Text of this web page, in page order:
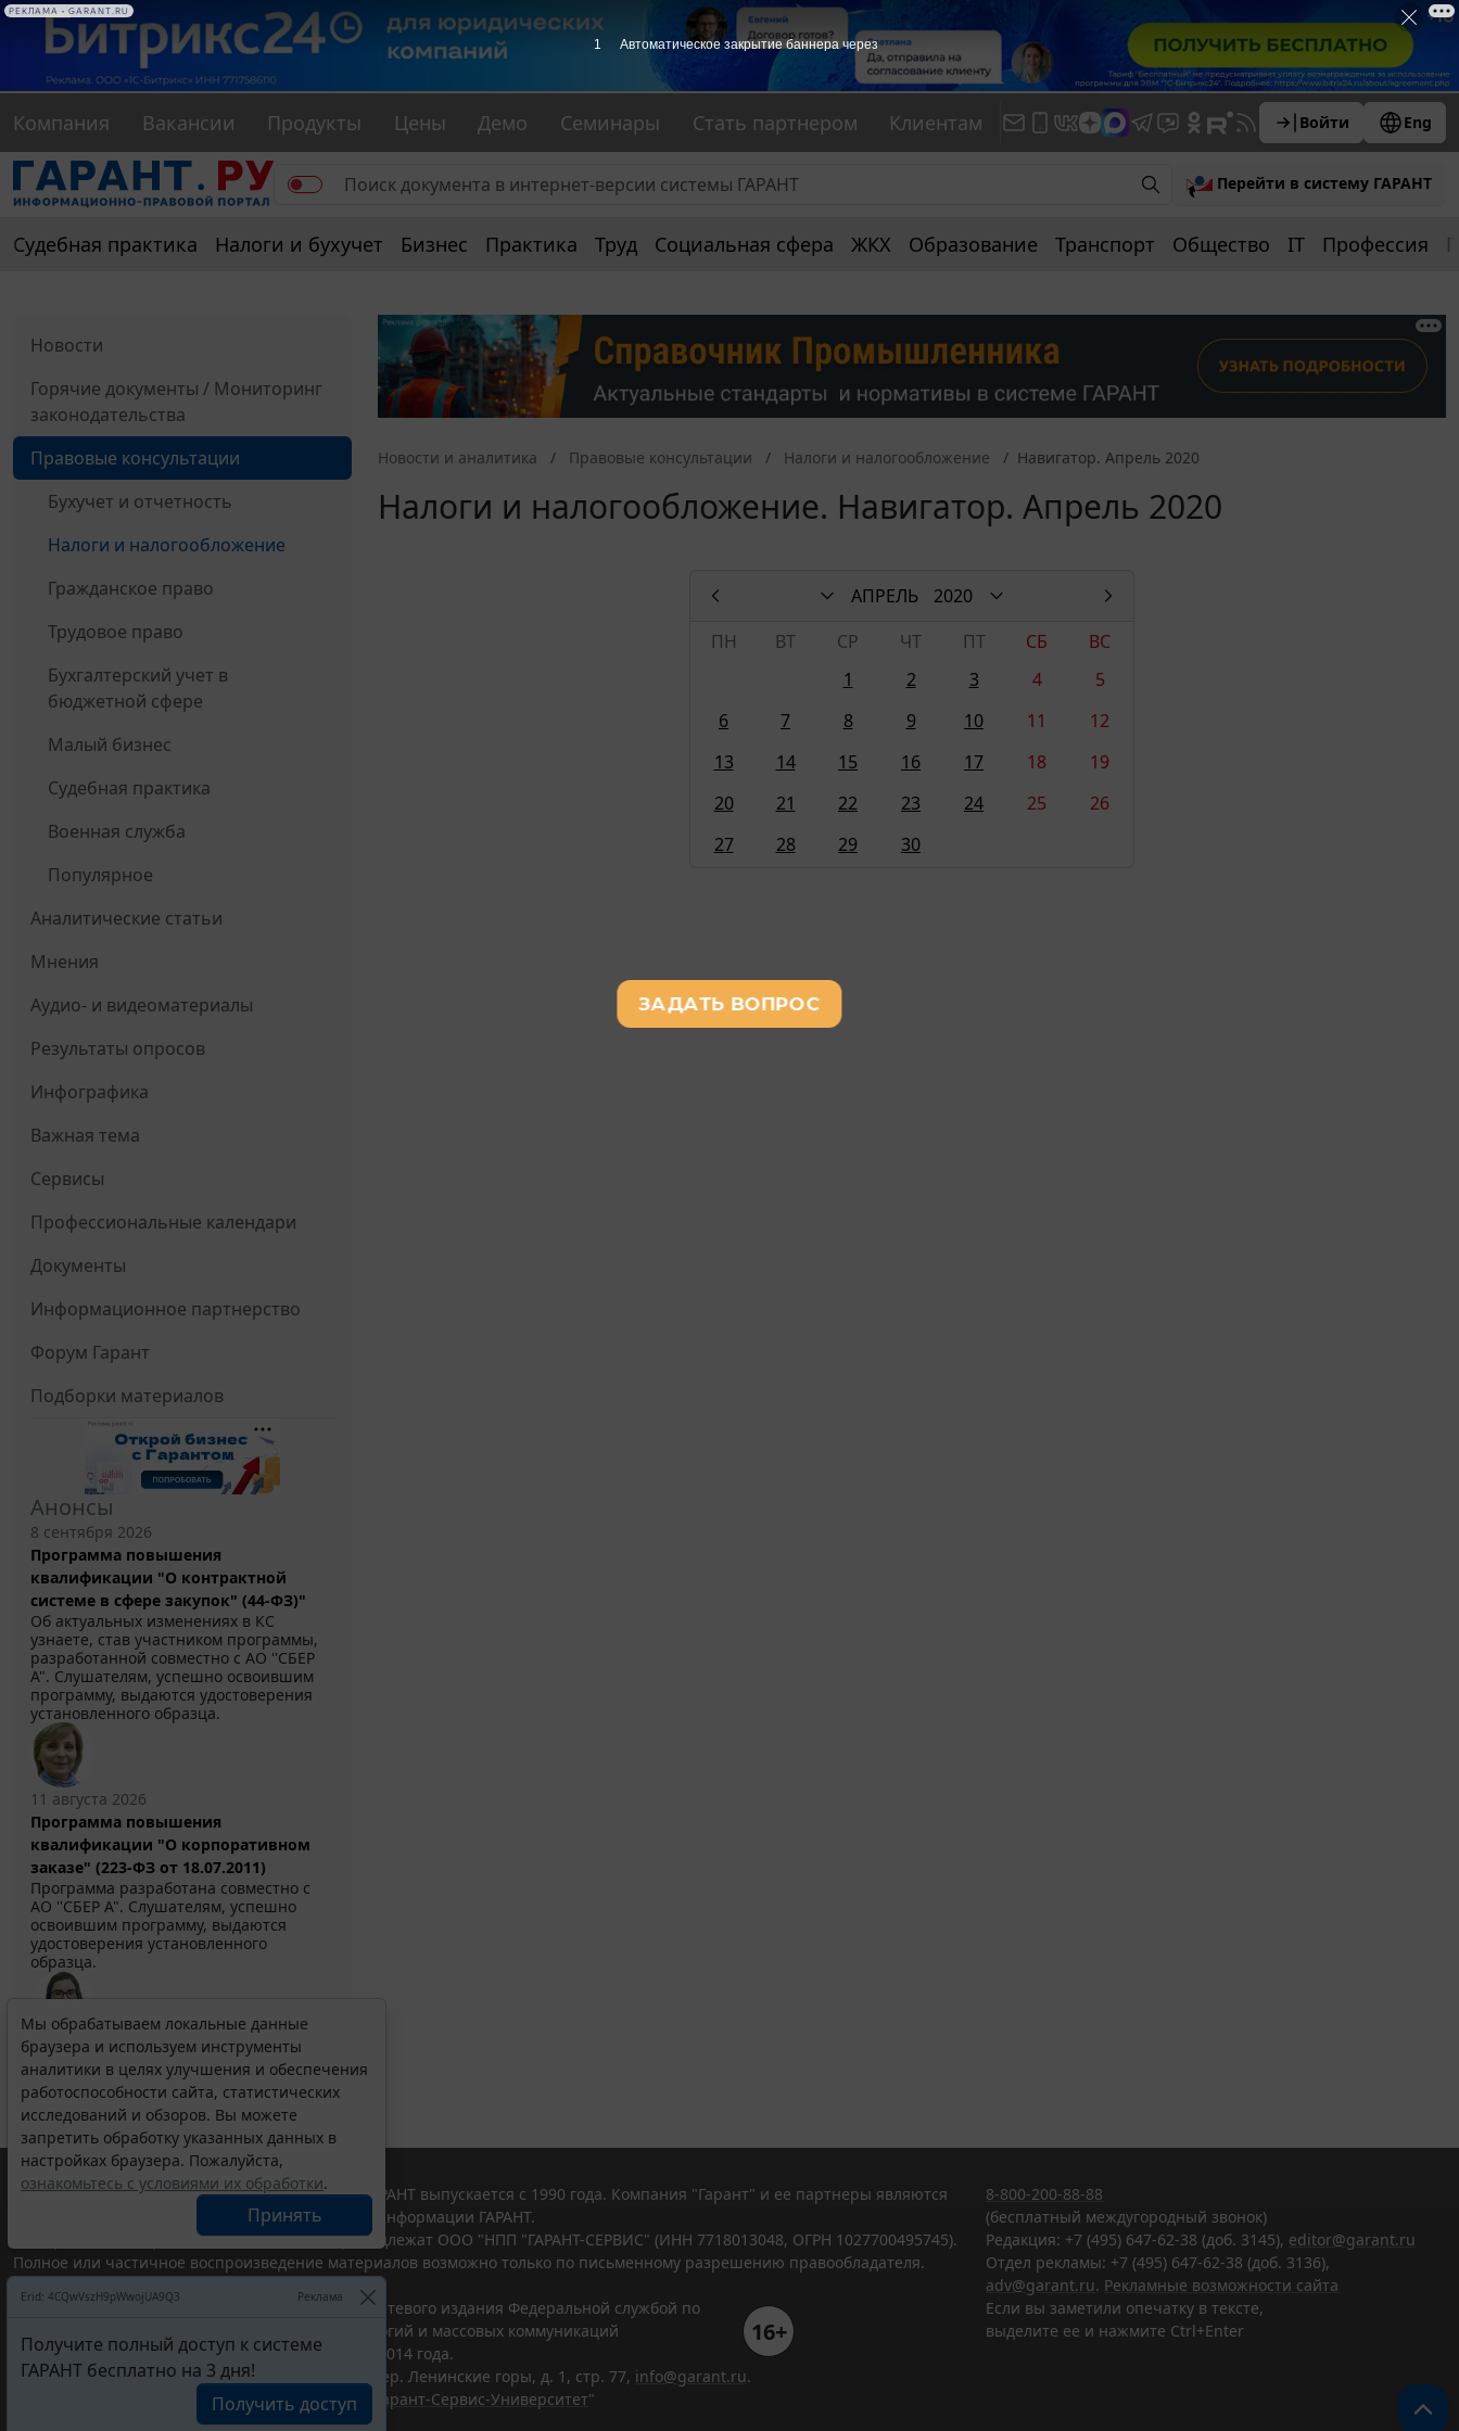
Компания Вакансии Продукты Цены Демо Семинары Стать партнером Клиентам Войти Eng
Перейти в систему ГАРАНТ
Судебная практика Налоги и бухучет Бизнес Практика Труд Социальная сфера ЖКХ Образование Транспорт Общество IT Профессия
Новости
Горячие документы / Мониторинг
законодательства
Правовые консультации
Бухучет и отчетность
Налоги и налогообложение
Гражданское право
Трудовое право
Бухгалтерский учет в
бюджетной сфере
Малый бизнес
Судебная практика
Военная служба
Популярное
Аналитические статьи
Мнения
Аудио- и видеоматериалы
Результаты опросов
Инфографика
Важная тема
Сервисы
Профессиональные календари
Документы
Информационное партнерство
Форум Гарант
Подборки материалов
Анонсы
8 сентября 2026
Программа повышения
квалификации "О контрактной
системе в сфере закупок" (44-ФЗ)"
Об актуальных изменениях в КС
узнаете, став участником программы,
разработанной совместно с АО ''СБЕР
А". Слушателям, успешно освоившим
программу, выдаются удостоверения
установленного образца.
11 августа 2026
Программа повышения
квалификации "О корпоративном
заказе" (223-ФЗ от 18.07.2011)
Программа разработана совместно с
АО ''СБЕР А". Слушателям, успешно
освоившим программу, выдаются
удостоверения установленного
образца.
Выберите тему программы повышения квалификации
для юристов ...
Новости и аналитика Правовые консультации Налоги и налогообложение Навигатор. Апрель 2020
Налоги и налогообложение. Навигатор. Апрель 2020
АПРЕЛЬ
2020
ПН
ВТ СР ЧТ ПТ СБ
ВС
1
2 3 4
5
6
7 8 9 10 11
12
13
14 15 16 17 18
19
20
21 22 23 24 25
26
27
28 29 30
Мы обрабатываем локальные данные
браузера и используем инструменты
аналитики в целях улучшения и обеспечения
работоспособности сайта, статистических
исследований и обзоров. Вы можете
запретить обработку указанных данных в
настройках браузера. Пожалуйста,
ознакомьтесь с условиями их обработки.
Принять
Erid: 4CQwVszH9pWwojUA9Q3 Реклама
Получите полный доступ к системе
ГАРАНТ бесплатно на 3 дня!
Получить доступ
© ООО "НПП "ГАРАНТ-СЕРВИС", 2026. Система ГАРАНТ выпускается с 1990 года. Компания "Гарант" и ее партнеры являются
участниками Российской ассоциации правовой информации ГАРАНТ.
Все права на материалы сайта ГАРАНТ.РУ принадлежат ООО "НПП "ГАРАНТ-СЕРВИС" (ИНН 7718013048, ОГРН 1027700495745).
Полное или частичное воспроизведение материалов возможно только по письменному разрешению правообладателя.
Портал ГАРАНТ.РУ зарегистрирован в качестве сетевого издания Федеральной службой по
надзору в сфере связи,информационных технологий и массовых коммуникаций
(Роскомнадзором), Эл № ФС77-58365 от 18 июня 2014 года.
16+
ООО "НПП "ГАРАНТ-СЕРВИС", 119234, г. Москва, тер. Ленинские горы, д. 1, стр. 77, info@garant.ru.
Разработчик ЭПС Система ГАРАНТ – ООО "НПП "
Гарант-Сервис-Университет"
8-800-200-88-88
(бесплатный междугородный звонок)
Редакция: +7 (495) 647-62-38 (доб. 3145), editor@garant.ru
Отдел рекламы: +7 (495) 647-62-38 (доб. 3136),
adv@garant.ru. Рекламные возможности сайта
Если вы заметили опечатку в тексте,
выделите ее и нажмите Ctrl+Enter
1 Автоматическое закрытие баннера через
РЕКЛАМА • GARANT.RU